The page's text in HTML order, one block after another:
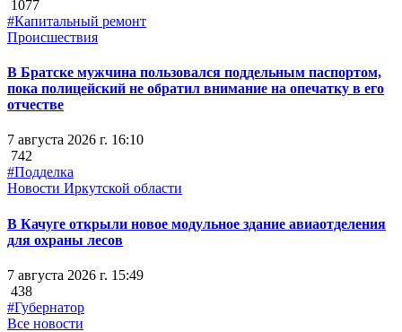
1077
#Капитальный ремонт
Происшествия
В Братске мужчина пользовался поддельным паспортом,
пока полицейский не обратил внимание на опечатку в его
отчестве
7 августа 2026 г. 16:10
742
#Подделка
Новости Иркутской области
В Качуге открыли новое модульное здание авиаотделения
для охраны лесов
7 августа 2026 г. 15:49
438
#Губернатор
Все новости